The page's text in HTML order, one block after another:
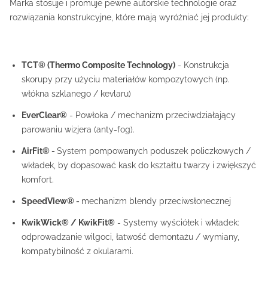
Marka stosuje i promuje pewne autorskie technologie oraz
rozwiązania konstrukcyjne, które mają wyróżniać jej produkty:
TCT® (Thermo Composite Technology) - Konstrukcja
skorupy przy użyciu materiałów kompozytowych (np.
włókna szklanego / kevlaru)
EverClear® - Powłoka / mechanizm przeciwdziałający
parowaniu wizjera (anty-fog).
AirFit® - System pompowanych poduszek policzkowych /
wkładek, by dopasować kask do kształtu twarzy i zwiększyć
komfort.
SpeedView® - mechanizm blendy przeciwsłonecznej
KwikWick® / KwikFit® - Systemy wyściółek i wkładek:
odprowadzanie wilgoci, łatwość demontażu / wymiany,
kompatybilność z okularami.